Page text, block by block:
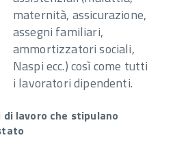
maternità, assicurazione,
assegni familiari,
ammortizzatori sociali,
Naspi ecc.) così come tutti
i lavoratori dipendenti.
lavoro che stipulano